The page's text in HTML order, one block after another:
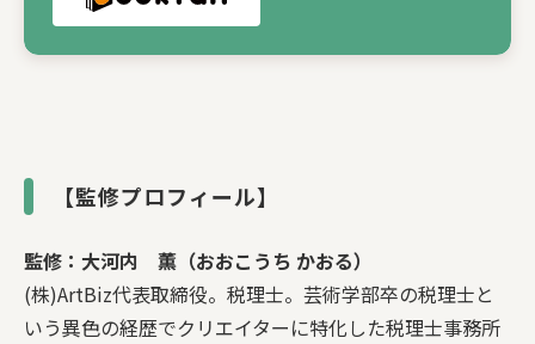
【監修プロフィール】
監修：大河内 薫（おおこうち かおる）
(株)ArtBiz代表取締役。税理士。芸術学部卒の税理士と
いう異色の経歴でクリエイターに特化した税理士事務所